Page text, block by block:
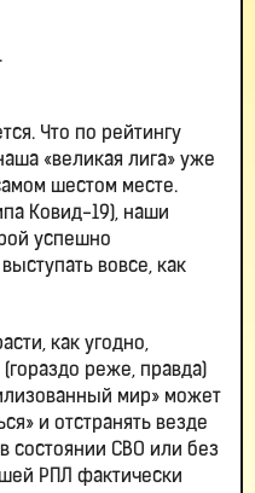
Что по рейтингу
«великая лига» уже
шестом месте.
Ковид-19), наши
успешно
вовсе, как
как угодно,
реже, правда)
мир» может
и отстранять везде
состоянии СВО или без
РПЛ фактически